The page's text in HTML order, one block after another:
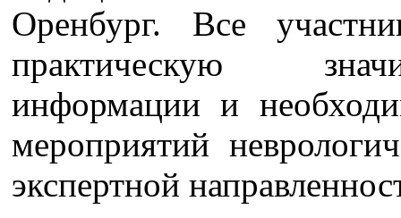
Оренбург. Все
практическую
информации и
мероприятий
экспертной